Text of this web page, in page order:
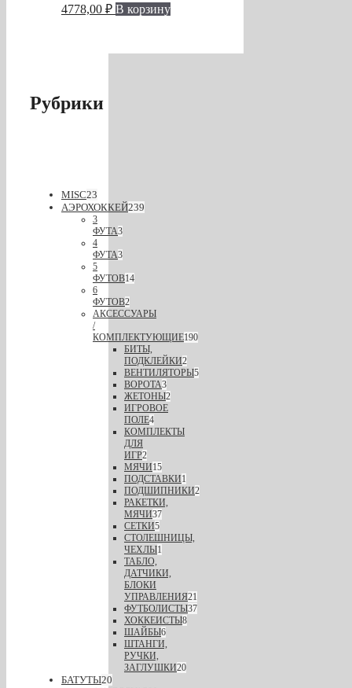
4778,00 ₽ В корзину
Рубрики
MISC23
АЭРОХОККЕЙ239
3
ФУТА3
4
ФУТА3
5
ФУТОВ14
6
ФУТОВ2
АКСЕССУАРЫ
/
КОМПЛЕКТУЮЩИЕ190
БИТЫ,
ПОДКЛЕЙКИ2
ВЕНТИЛЯТОРЫ5
ВОРОТА3
ЖЕТОНЫ2
ИГРОВОЕ
ПОЛЕ4
КОМПЛЕКТЫ
ДЛЯ
ИГР2
МЯЧИ15
ПОДСТАВКИ1
ПОДШИПНИКИ2
РАКЕТКИ,
МЯЧИ37
СЕТКИ5
СТОЛЕШНИЦЫ,
ЧЕХЛЫ1
ТАБЛО,
ДАТЧИКИ,
БЛОКИ
УПРАВЛЕНИЯ21
ФУТБОЛИСТЫ37
ХОККЕИСТЫ8
ШАЙБЫ6
ШТАНГИ,
РУЧКИ,
ЗАГЛУШКИ20
БАТУТЫ20